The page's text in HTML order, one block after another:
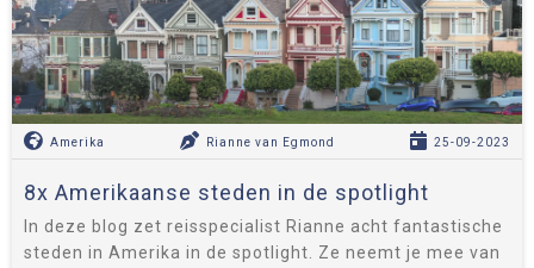
Amerika Rianne van Egmond 25-09-2023
8x Amerikaanse steden in de spotlight
In deze blog zet reisspecialist Rianne acht fantastische
steden in Amerika in de spotlight. Ze neemt je mee van